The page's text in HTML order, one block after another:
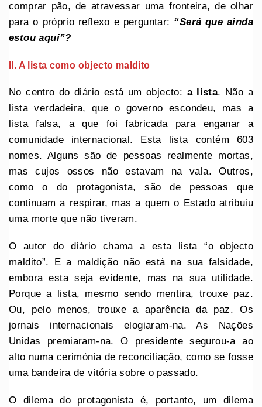
comprar pão, de atravessar uma fronteira, de olhar
para o próprio reflexo e perguntar: “Será que ainda
estou aqui”?
II. A lista como objecto maldito
No centro do diário está um objecto: a lista. Não a
lista verdadeira, que o governo escondeu, mas a
lista falsa, a que foi fabricada para enganar a
comunidade internacional. Esta lista contém 603
nomes. Alguns são de pessoas realmente mortas,
mas cujos ossos não estavam na vala. Outros,
como o do protagonista, são de pessoas que
continuam a respirar, mas a quem o Estado atribuiu
uma morte que não tiveram.
O autor do diário chama a esta lista “o objecto
maldito”. E a maldição não está na sua falsidade,
embora esta seja evidente, mas na sua utilidade.
Porque a lista, mesmo sendo mentira, trouxe paz.
Ou, pelo menos, trouxe a aparência da paz. Os
jornais internacionais elogiaram-na. As Nações
Unidas premiaram-na. O presidente segurou-a ao
alto numa cerimónia de reconciliação, como se fosse
uma bandeira de vitória sobre o passado.
O dilema do protagonista é, portanto, um dilema